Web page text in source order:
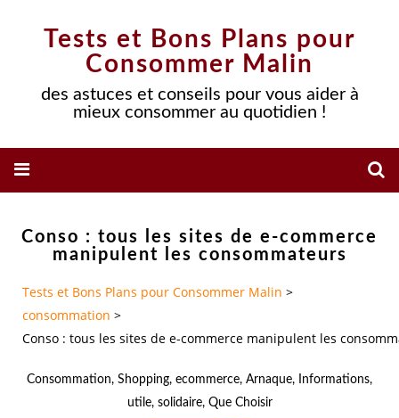
Tests et Bons Plans pour
Consommer Malin
des astuces et conseils pour vous aider à
mieux consommer au quotidien !
Conso : tous les sites de e-commerce
manipulent les consommateurs
Tests et Bons Plans pour Consommer Malin >
consommation >
Conso : tous les sites de e-commerce manipulent les
Consommation, Shopping, ecommerce, Arnaque, Informations,
utile, solidaire, Que Choisir